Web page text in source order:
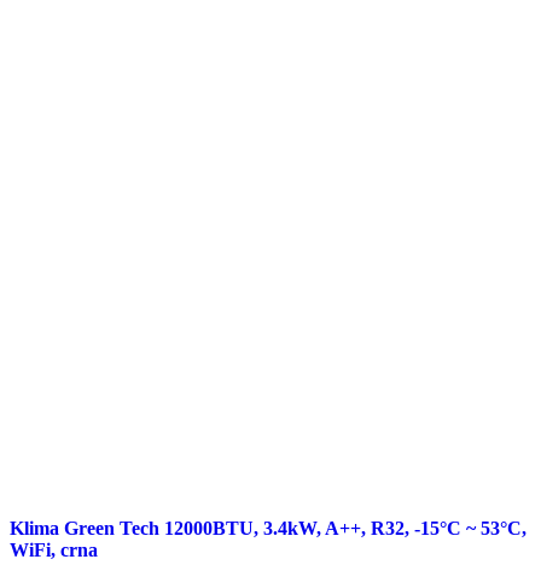
Klima Green Tech 12000BTU, 3.4kW, A++, R32, -15°C ~ 53°C,
WiFi, crna